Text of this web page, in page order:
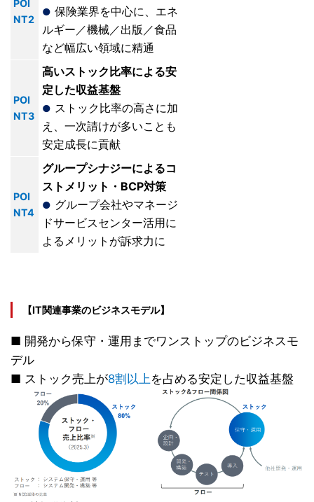
POI
NT2
● 保険業界を中心に、エネ
ルギー／機械／出版／食品
など幅広い領域に精通
POI
NT3
高いストック比率による安
定した収益基盤
● ストック比率の高さに加
え、一次請けが多いことも
安定成長に貢献
POI
NT4
グループシナジーによるコ
ストメリット・BCP対策
● グループ会社やマネージ
ドサービスセンター活用に
よるメリットが訴求力に
【IT関連事業のビジネスモデル】
■ 開発から保守・運用までワンストップのビジネスモ
デル
■ ストック売上が8割以上を占める安定した収益基盤